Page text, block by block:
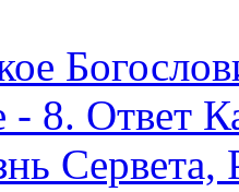
8. Ответ
Сервета,